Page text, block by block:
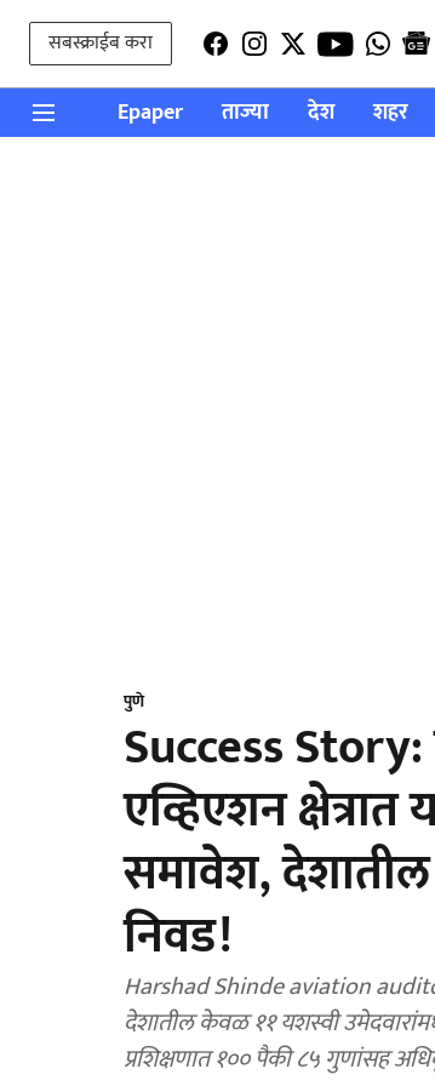
सबस्क्राईब करा
Epaper ताज्या देश शहर
पुणे
Success Story:
एव्हिएशन
समावेश,
निवड!
Harshad Shinde aviation
देशातील केवळ ११ यशस्वी
प्रशिक्षणात १०० पैकी ८५ गुणांसह